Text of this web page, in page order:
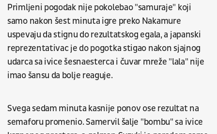
Primljeni pogodak nije pokolebao "samuraje" koji
samo nakon šest minuta igre preko Nakamure
uspevaju da stignu do rezultatskog egala, a japanski
reprezentativac je do pogotka stigao nakon sjajnog
udarca sa ivice šesnaesterca i čuvar mreže "lala" nije
imao šansu da bolje reaguje.
Svega sedam minuta kasnije ponov ose rezultat na
semaforu promenio. Samervil šalje "bombu" sa ivice